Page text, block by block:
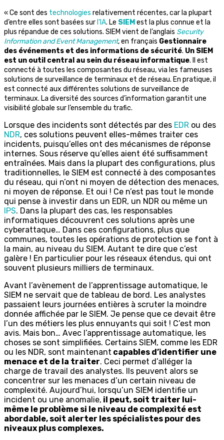
« Ce sont des technologies relativement récentes, car la plupart
d’entre elles sont basées sur l’IA. Le SIEM est la plus connue et la
plus répandue de ces solutions. SIEM vient de l’anglais Security
Information and Event Management, en français Gestionnaire
des événements et des informations de sécurité. Un SIEM
est un outil central au sein du réseau informatique. Il est
connecté à toutes les composantes du réseau, via les fameuses
solutions de surveillance de terminaux et de réseau. En pratique, il
est connecté aux différentes solutions de surveillance de
terminaux. La diversité des sources d’information garantit une
visibilité globale sur l’ensemble du trafic.
Lorsque des incidents sont détectés par des EDR ou des
NDR, ces solutions peuvent elles-mêmes traiter ces
incidents, puisqu’elles ont des mécanismes de réponse
internes. Sous réserve qu’elles aient été suffisamment
entraînées. Mais dans la plupart des configurations, plus
traditionnelles, le SIEM est connecté à des composantes
du réseau, qui n’ont ni moyen de détection des menaces,
ni moyen de réponse. Et oui ! Ce n’est pas tout le monde
qui pense à investir dans un EDR, un NDR ou même un
IPS. Dans la plupart des cas, les responsables
informatiques découvrent ces solutions après une
cyberattaque… Dans ces configurations, plus que
communes, toutes les opérations de protection se font à
la main, au niveau du SIEM. Autant te dire que c’est
galère ! En particulier pour les réseaux étendus, qui ont
souvent plusieurs milliers de terminaux.
Avant l’avènement de l’apprentissage automatique, le
SIEM ne servait que de tableau de bord. Les analystes
passaient leurs journées entières à scruter la moindre
donnée affichée par le SIEM. Je pense que ce devait être
l’un des métiers les plus ennuyants qui soit ! C’est mon
avis. Mais bon… Avec l’apprentissage automatique, les
choses se sont simplifiées. Certains SIEM, comme les EDR
ou les NDR, sont maintenant capables d’identifier une
menace et de la traiter. Ceci permet d’alléger la
charge de travail des analystes. Ils peuvent alors se
concentrer sur les menaces d’un certain niveau de
complexité. Aujourd’hui, lorsqu’un SIEM identifie un
incident ou une anomalie, il peut, soit traiter lui-
même le problème si le niveau de complexité est
abordable, soit alerter les spécialistes pour des
niveaux plus complexes.